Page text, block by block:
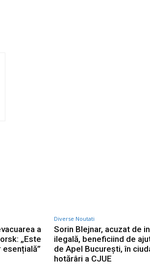
a
„Este
Diverse Noutati
Sorin Blejnar, acuzat de
ilegală, beneficiind de
de Apel București, în
hotărâri a CJUE